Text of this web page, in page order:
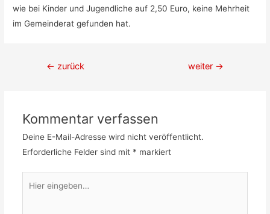
wie bei Kinder und Jugendliche auf 2,50 Euro, keine Mehrheit
im Gemeinderat gefunden hat.
Beitragsnavigation
← zurück weiter →
Kommentar verfassen
Deine E-Mail-Adresse wird nicht veröffentlicht.
Erforderliche Felder sind mit * markiert
eingeben…